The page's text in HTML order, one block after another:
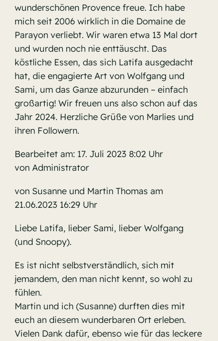
wunderschönen Provence freue. Ich habe
mich seit 2006 wirklich in die Domaine de
Parayon verliebt. Wir waren etwa 13 Mal dort
und wurden noch nie enttäuscht. Das
köstliche Essen, das sich Latifa ausgedacht
hat, die engagierte Art von Wolfgang und
Sami, um das Ganze abzurunden – einfach
großartig! Wir freuen uns also schon auf das
Jahr 2024. Herzliche Grüße von Marlies und
ihren Followern.
Bearbeitet am: 17. Juli 2023 8:02 Uhr
von Administrator
von Susanne und Martin Thomas am
21.06.2023 16:29 Uhr
Liebe Latifa, lieber Sami, lieber Wolfgang
(und Snoopy).
Es ist nicht selbstverständlich, sich mit
jemandem, den man nicht kennt, so wohl zu
fühlen.
Martin und ich (Susanne) durften dies mit
euch an diesem wunderbaren Ort erleben.
Vielen Dank dafür, ebenso wie für das leckere